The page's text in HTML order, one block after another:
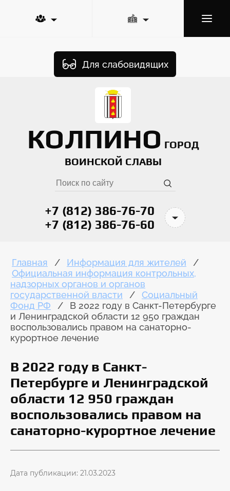
Для слабовидящих
+7 (812) 386-76-70
+7 (812) 386-76-60
КОЛПИНО ГОРОД
ВОИНСКОЙ СЛАВЫ
Главная / Информация для жителей
/
Официальная информация контрольных,
надзорных органов и органов
государственной власти
/
Социальный
Фонд РФ
/
В 2022 году в Санкт-Петербурге
и Ленинградской области 12 950 граждан
воспользовались правом на санаторно-
курортное лечение
В 2022 году в Санкт-
Петербурге и Ленинградской
области 12 950 граждан
воспользовались правом на
санаторно-курортное лечение
Дата публикации: 21.03.2023